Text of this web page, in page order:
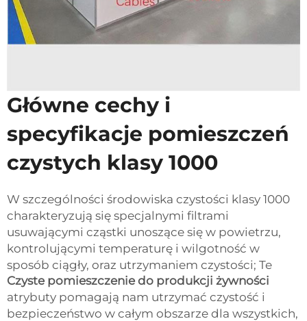
Główne cechy i
specyfikacje pomieszczeń
czystych klasy 1000
W szczególności środowiska czystości klasy 1000
charakteryzują się specjalnymi filtrami
usuwającymi cząstki unoszące się w powietrzu,
kontrolującymi temperaturę i wilgotność w
sposób ciągły, oraz utrzymaniem czystości; Te
Czyste pomieszczenie do produkcji żywności
atrybuty pomagają nam utrzymać czystość i
bezpieczeństwo w całym obszarze dla wszystkich,